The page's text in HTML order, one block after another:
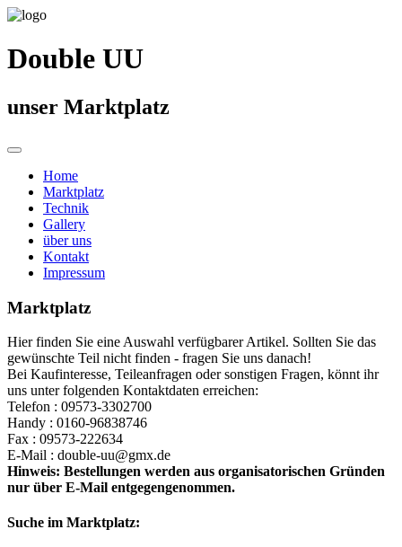
Double UU
unser Marktplatz
Home
Marktplatz
Technik
Gallery
über uns
Kontakt
Impressum
Marktplatz
Hier finden Sie eine Auswahl verfügbarer Artikel. Sollten Sie das
gewünschte Teil nicht finden - fragen Sie uns danach!
Bei Kaufinteresse, Teileanfragen oder sonstigen Fragen, könnt ihr
uns unter folgenden Kontaktdaten erreichen:
Telefon : 09573-3302700
Handy : 0160-96838746
Fax : 09573-222634
E-Mail : double-uu@gmx.de
Hinweis: Bestellungen werden aus organisatorischen Gründen
nur über E-Mail entgegengenommen.
Suche im Marktplatz: